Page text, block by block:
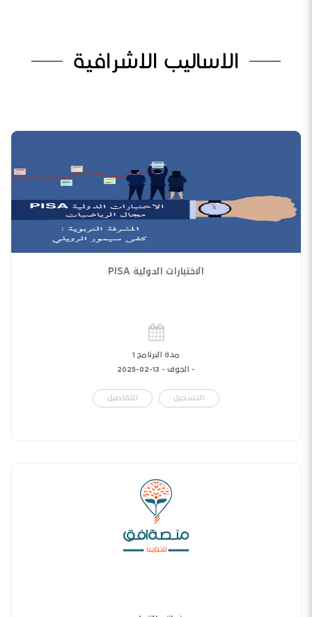
الاساليب الاشرافية
الاختبارات الدولية PISA
مدة البرنامج 1
- الجوف - 13-02-2025
التسجيل التفاصيل